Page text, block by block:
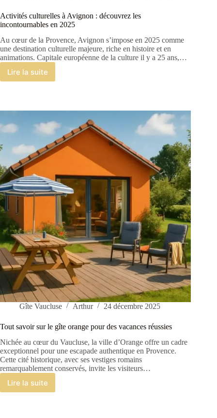
Activités culturelles à Avignon : découvrez les
incontournables en 2025
Au cœur de la Provence, Avignon s’impose en 2025 comme
une destination culturelle majeure, riche en histoire et en
animations. Capitale européenne de la culture il y a 25 ans,…
Lire la suite
Activités
:
découvrez
incontournables
en
2025
Gîte Vaucluse Arthur 24 décembre 2025
Tout savoir sur le gîte orange pour des vacances réussies
Nichée au cœur du Vaucluse, la ville d’Orange offre un cadre
exceptionnel pour une escapade authentique en Provence.
Cette cité historique, avec ses vestiges romains
remarquablement conservés, invite les visiteurs…
Lire la suite
Tout